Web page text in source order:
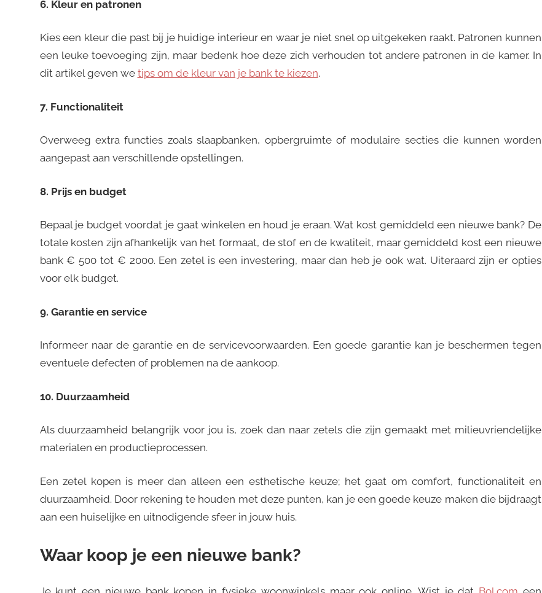
6. Kleur en patronen
Kies een kleur die past bij je huidige interieur en waar je niet snel op uitgekeken raakt. Patronen kunnen
een leuke toevoeging zijn, maar bedenk hoe deze zich verhouden tot andere patronen in de kamer. In
dit artikel geven we tips om de kleur van je bank te kiezen.
7. Functionaliteit
Overweeg extra functies zoals slaapbanken, opbergruimte of modulaire secties die kunnen worden
aangepast aan verschillende opstellingen.
8. Prijs en budget
Bepaal je budget voordat je gaat winkelen en houd je eraan. Wat kost gemiddeld een nieuwe bank? De
totale kosten zijn afhankelijk van het formaat, de stof en de kwaliteit, maar gemiddeld kost een nieuwe
bank € 500 tot € 2000. Een zetel is een investering, maar dan heb je ook wat. Uiteraard zijn er opties
voor elk budget.
9. Garantie en service
Informeer naar de garantie en de servicevoorwaarden. Een goede garantie kan je beschermen tegen
eventuele defecten of problemen na de aankoop.
10. Duurzaamheid
Als duurzaamheid belangrijk voor jou is, zoek dan naar zetels die zijn gemaakt met milieuvriendelijke
materialen en productieprocessen.
Een zetel kopen is meer dan alleen een esthetische keuze; het gaat om comfort, functionaliteit en
duurzaamheid. Door rekening te houden met deze punten, kan je een goede keuze maken die bijdraagt
aan een huiselijke en uitnodigende sfeer in jouw huis.
Waar koop je een nieuwe bank?